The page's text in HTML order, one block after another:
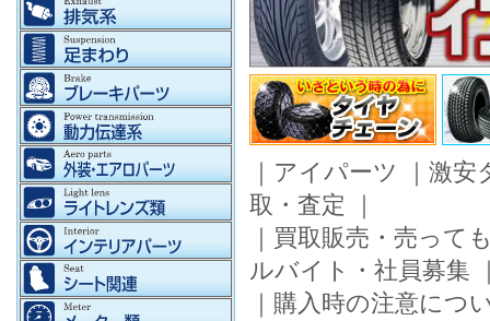
｜ アイパーツ ｜ 激安
取・査定 ｜
｜ 買取販売・売って
ルバイト・社員募集
｜ 購入時の注意につ